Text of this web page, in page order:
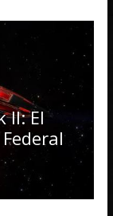
Elite
Operations,
numerosas
4 julio, 2026